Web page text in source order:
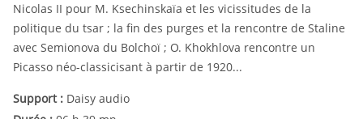
Nicolas II pour M. Ksechinskaïa et les vicissitudes de la
politique du tsar ; la fin des purges et la rencontre de Staline
avec Semionova du Bolchoï ; O. Khokhlova rencontre un
Picasso néo-classicisant à partir de 1920...
Support : Daisy audio